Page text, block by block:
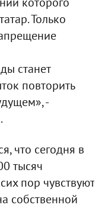
Только
станет
повторить
-
что сегодня в
тысяч
пор чувствуют
собственной